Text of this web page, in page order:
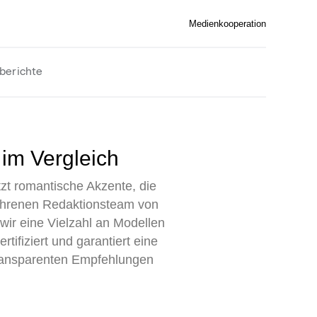
Medienkooperation
Vergleich
romantische Akzente, die
Redaktionsteam von
eine Vielzahl an Modellen
und garantiert eine
Empfehlungen